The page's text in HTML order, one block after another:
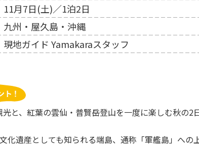
11月7日(土)／1泊2日
九州・屋久島・沖縄
現地ガイド Yamakaraスタッフ
と、紅葉の雲仙・普賢岳登山を一度に楽しむ秋の2
化遺産としても知られる端島、通称「軍艦島」への